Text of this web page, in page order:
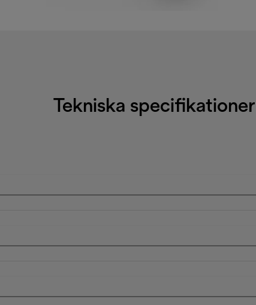
Tekniska specifikationer